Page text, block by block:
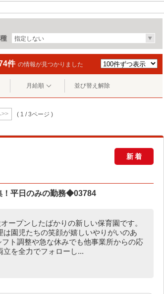
指定しない
件 の情報が見つかりました
月給順 並び替え解除
>> ( 1 / 3ページ )
新着
！平日のみの勤務◆03784
ープンしたばかりの新しい保育園です。
は園児たちの笑顔が嬉しいやりがいのあ
フト調整や急な休みでも他事業所からの応
立を全力でフォローし...